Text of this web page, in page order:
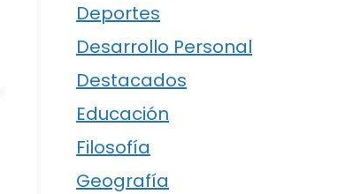
Deportes
Desarrollo Personal
Destacados
Educación
Filosofía
Geografía